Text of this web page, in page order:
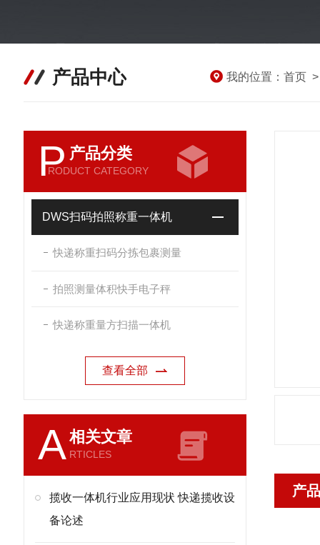
产品中心 我的位置： 首页
P 产品分类
RODUCT CATEGORY
DWS扫码拍照称重一体机
快递称重扫码分拣包裹测量
拍照测量体积快手电子秤
快递称重量方扫描一体机
查看全部
A相关文章
RTICLES
揽收一体机行业应用现状 快递揽收设
备论述
产